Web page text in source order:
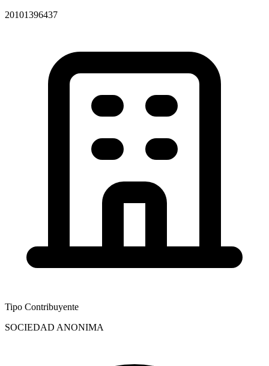
20101396437
Tipo Contribuyente
SOCIEDAD ANONIMA